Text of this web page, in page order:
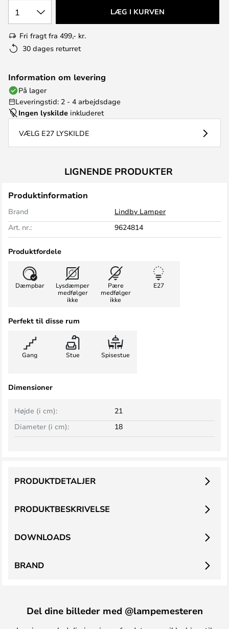
1 LÆG I KURVEN
Fri fragt fra 499,- kr.
30 dages returret
Information om levering
På lager
Leveringstid: 2 - 4 arbejdsdage
Ingen lyskilde inkluderet
VÆLG E27 LYSKILDE
LIGNENDE PRODUKTER
Produktinformation
Brand
Lindby Lamper
Art. nr.:
9624814
Produktfordele
Dæmpbar
Lysdæmper
medfølger
ikke
Pære
medfølger
ikke
E27
Perfekt til disse rum
Gang Stue Spisestue
Dimensioner
Højde (i cm):
21
Diameter (i cm):
18
PRODUKTBESKRIVELSE
PRODUKTDETALJER
DOWNLOADS
BRAND
Del dine billeder med @lampemesteren